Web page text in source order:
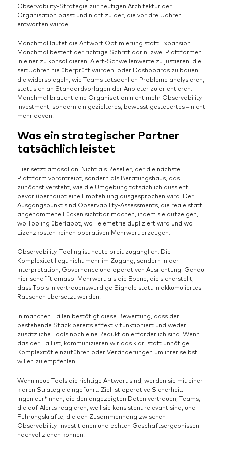
Observability-Strategie zur heutigen Architektur der
Organisation passt und nicht zu der, die vor drei Jahren
entworfen wurde.
Manchmal lautet die Antwort Optimierung statt Expansion.
Manchmal besteht der richtige Schritt darin, zwei Plattformen
in einer zu konsolidieren, Alert-Schwellenwerte zu justieren, die
seit Jahren nie überprüft wurden, oder Dashboards zu bauen,
die widerspiegeln, wie Teams tatsächlich Probleme analysieren,
statt sich an Standardvorlagen der Anbieter zu orientieren.
Manchmal braucht eine Organisation nicht mehr Observability-
Investment, sondern ein gezielteres, bewusst gesteuertes – nicht
mehr davon.
Was ein strategischer Partner
tatsächlich leistet
Hier setzt amasol an. Nicht als Reseller, der die nächste
Plattform vorantreibt, sondern als Beratungshaus, das
zunächst versteht, wie die Umgebung tatsächlich aussieht,
bevor überhaupt eine Empfehlung ausgesprochen wird. Der
Ausgangspunkt sind Observability-Assessments, die reale statt
angenommene Lücken sichtbar machen, indem sie aufzeigen,
wo Tooling überlappt, wo Telemetrie dupliziert wird und wo
Lizenzkosten keinen operativen Mehrwert erzeugen.
Observability-Tooling ist heute breit zugänglich. Die
Komplexität liegt nicht mehr im Zugang, sondern in der
Interpretation, Governance und operativen Ausrichtung. Genau
hier schafft amasol Mehrwert als die Ebene, die sicherstellt,
dass Tools in vertrauenswürdige Signale statt in akkumuliertes
Rauschen übersetzt werden.
In manchen Fällen bestätigt diese Bewertung, dass der
bestehende Stack bereits effektiv funktioniert und weder
zusätzliche Tools noch eine Reduktion erforderlich sind. Wenn
das der Fall ist, kommunizieren wir das klar, statt unnötige
Komplexität einzuführen oder Veränderungen um ihrer selbst
willen zu empfehlen.
Wenn neue Tools die richtige Antwort sind, werden sie mit einer
klaren Strategie eingeführt. Ziel ist operative Sicherheit:
Ingenieur*innen, die den angezeigten Daten vertrauen, Teams,
die auf Alerts reagieren, weil sie konsistent relevant sind, und
Führungskräfte, die den Zusammenhang zwischen
Observability-Investitionen und echten Geschäftsergebnissen
nachvollziehen können.